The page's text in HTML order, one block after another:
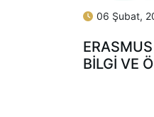
06 Şubat,
BILGI VE